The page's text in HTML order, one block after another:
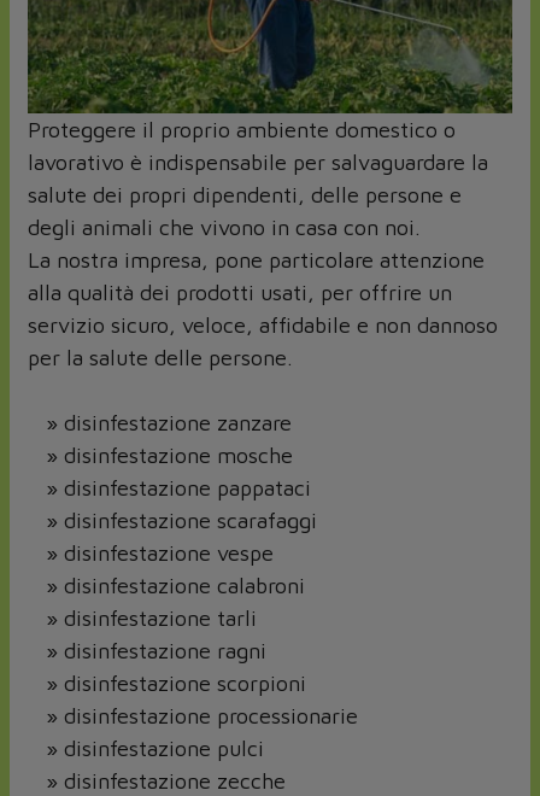
Proteggere il proprio ambiente domestico o
lavorativo è indispensabile per salvaguardare la
salute dei propri dipendenti, delle persone e
degli animali che vivono in casa con noi.
La nostra impresa, pone particolare attenzione
alla qualità dei prodotti usati, per offrire un
servizio sicuro, veloce, affidabile e non dannoso
per la salute delle persone.
» disinfestazione zanzare
» disinfestazione mosche
» disinfestazione pappataci
» disinfestazione scarafaggi
» disinfestazione vespe
» disinfestazione calabroni
» disinfestazione tarli
» disinfestazione ragni
» disinfestazione scorpioni
» disinfestazione processionarie
» disinfestazione pulci
» disinfestazione zecche